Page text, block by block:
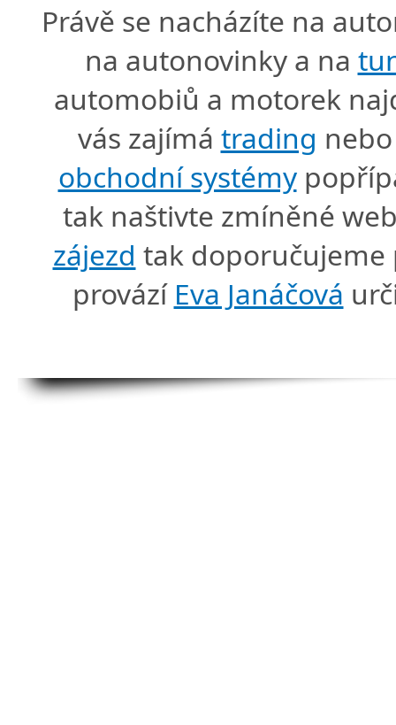
Právě se nacházíte na
na autonovinky a na
automobiů a motorek
vás zajímá trading
obchodní systémy
tak naštivte zmíněné
zájezd tak doporučujeme
provází Eva Janáčová